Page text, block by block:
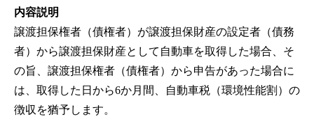
内容説明
譲渡担保権者（債権者）が譲渡担保財産の設定者（債務
者）から譲渡担保財産として自動車を取得した場合、そ
の旨、譲渡担保権者（債権者）から申告があった場合に
は、取得した日から6か月間、自動車税（環境性能割）の
徴収を猶予します。